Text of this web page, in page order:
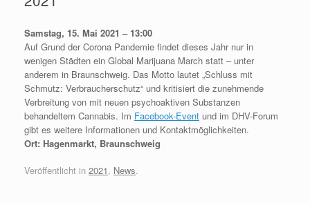
Samstag, 15. Mai 2021 – 13:00
Auf Grund der Corona Pandemie findet dieses Jahr nur in
wenigen Städten ein Global Marijuana March statt – unter
anderem in Braunschweig. Das Motto lautet „Schluss mit
Schmutz: Verbraucherschutz“ und kritisiert die zunehmende
Verbreitung von mit neuen psychoaktiven Substanzen
behandeltem Cannabis. Im Facebook-Event und im DHV-Forum
gibt es weitere Informationen und Kontaktmöglichkeiten.
Ort: Hagenmarkt, Braunschweig
Veröffentlicht in 2021, News.